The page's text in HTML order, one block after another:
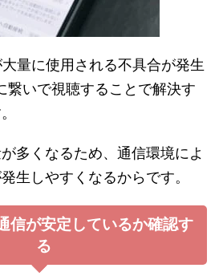
量に使用される不具合が発生
繋いで視聴することで解決す
多くなるため、通信環境によ
生しやすくなるからです。
信が安定しているか確認す
る